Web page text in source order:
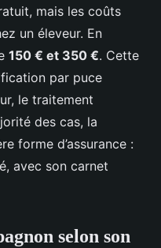
mais les coûts
un éleveur. En
150 € et 350 €. Cette
par puce
le traitement
des cas, la
forme d’assurance :
avec son carnet
selon son